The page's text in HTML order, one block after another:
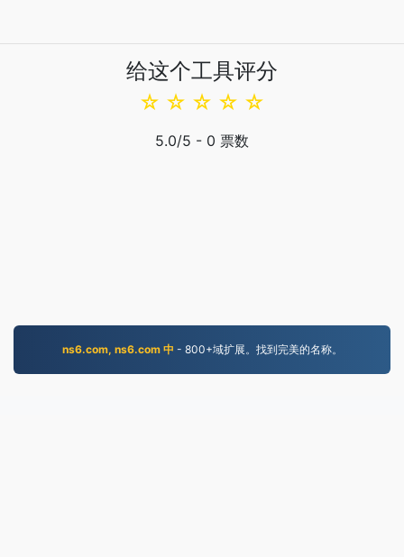
给这个工具评分
☆
☆
☆
☆
☆
5.0/5 - 0 票数
ns6.com, ns6.com 中 - 800+域扩展。找到完美的名称。